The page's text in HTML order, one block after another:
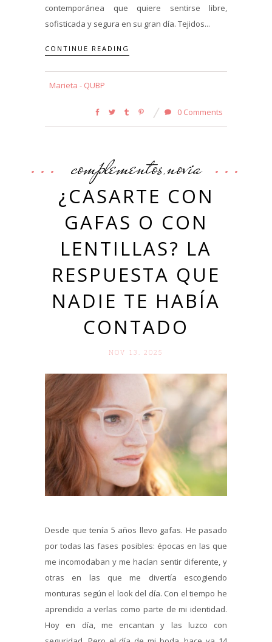
contemporánea que quiere sentirse libre,
sofisticada y segura en su gran día. Tejidos...
CONTINUE READING
Marieta - QUBP
0 Comments
complementos,novia
¿CASARTE CON
GAFAS O CON
LENTILLAS? LA
RESPUESTA QUE
NADIE TE HABÍA
CONTADO
NOV 13. 2025
Desde que tenía 5 años llevo gafas. He pasado
por todas las fases posibles: épocas en las que
me incomodaban y me hacían sentir diferente, y
otras en las que me divertía escogiendo
monturas según el look del día. Con el tiempo he
aprendido a verlas como parte de mi identidad.
Hoy en día, me encantan y las luzco con